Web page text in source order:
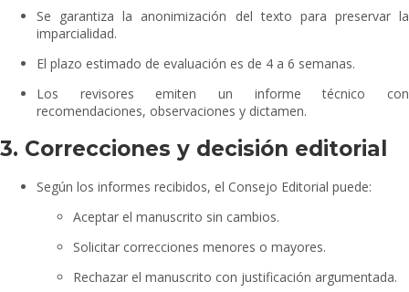
Se garantiza la anonimización del texto para preservar la
imparcialidad.
El plazo estimado de evaluación es de 4 a 6 semanas.
Los revisores emiten un informe técnico con
recomendaciones, observaciones y dictamen.
3. Correcciones y decisión editorial
Según los informes recibidos, el Consejo Editorial puede:
Aceptar el manuscrito sin cambios.
Solicitar correcciones menores o mayores.
Rechazar el manuscrito con justificación argumentada.